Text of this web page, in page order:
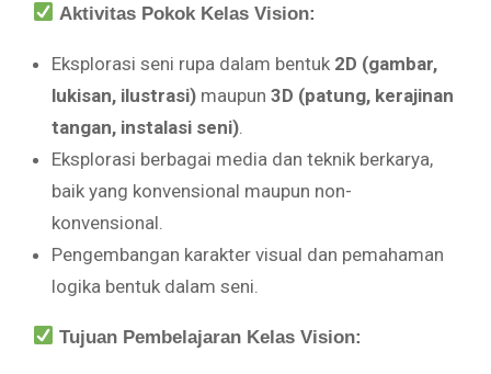
Aktivitas Pokok Kelas Vision:
Eksplorasi seni rupa dalam bentuk 2D (gambar,
lukisan, ilustrasi) maupun 3D (patung, kerajinan
tangan, instalasi seni)
Eksplorasi berbagai media dan teknik berkarya,
baik yang konvensional maupun non-
konvensional.
Pengembangan karakter visual dan pemahaman
logika bentuk dalam seni.
Tujuan Pembelajaran Kelas Vision: